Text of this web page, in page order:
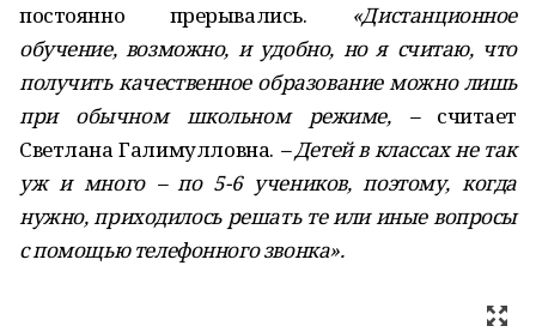
постоянно прерывались. «Дистанционное
обучение, возможно, и удобно, но я считаю, что
получить качественное образование можно лишь
при обычном школьном режиме, –считает
Светлана Галимулловна. – Детей в классах не так
уж и много – по 5-6 учеников, поэтому, когда
нужно, приходилось решать те или иные вопросы
с помощью телефонного звонка».